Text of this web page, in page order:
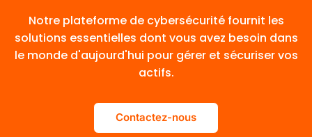
Notre plateforme de cybersécurité fournit les
solutions essentielles dont vous avez besoin dans
le monde d'aujourd'hui pour gérer et sécuriser vos
actifs.
Contactez-nous